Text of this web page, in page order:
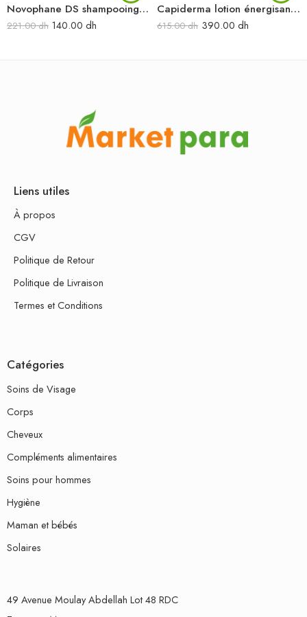
Novophane DS shampooing anti-pelliculaire 125 ml
221.00dh 140.00 dh
Capiderma lotion énergisant anti-chute 150 ml
615.00dh 390.00 dh
Liens utiles
À propos
CGV
Politique de Retour
Politique de Livraison
Termes et Conditions
Catégories
Soins de Visage
Corps
Cheveux
Compléments alimentaires
Soins pour hommes
Hygiène
Maman et bébés
Solaires
49 Avenue Moulay Abdellah Lot 48 RDC